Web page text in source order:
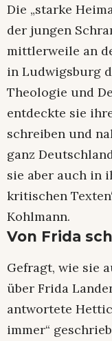
Die „starke
der jungen
mittlerweile an
in Ludwigsburg
Theologie und
entdeckte sie
schreiben und
ganz
sie aber auch in
kritischen
Kohlmann.
Von Frida
Gefragt, wie sie
über Frida
antwortete
immer“